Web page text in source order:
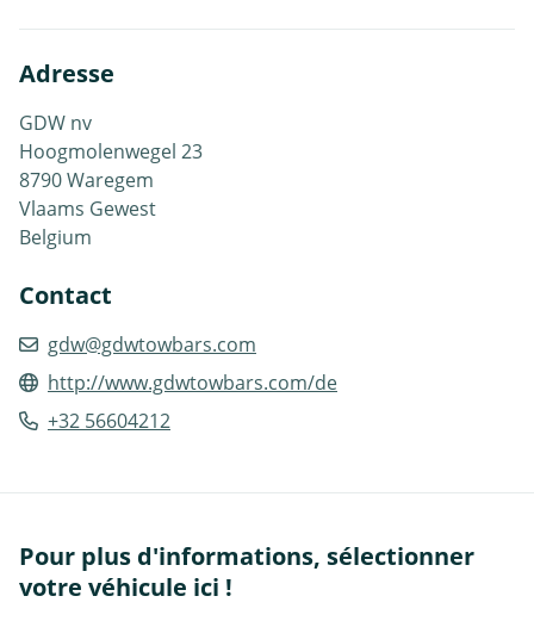
Adresse
GDW nv
Hoogmolenwegel 23
8790 Waregem
Vlaams Gewest
Belgium
Contact
gdw@gdwtowbars.com
http://www.gdwtowbars.com/de
+32 56604212
Pour plus d'informations, sélectionner
votre véhicule ici !